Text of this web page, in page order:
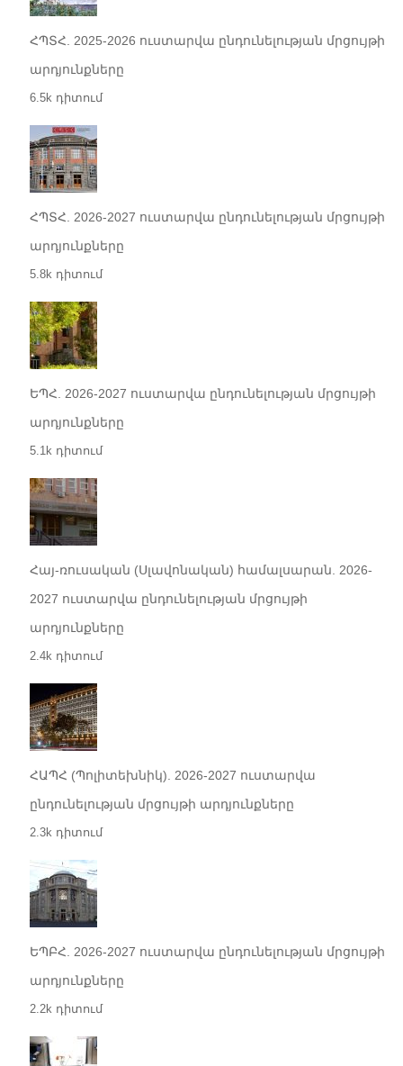
ՀՊՏՀ. 2025-2026 ուստարվա ընդունելության մրցույթի
արդյունքները
6.5k դիտում
ՀՊՏՀ. 2026-2027 ուստարվա ընդունելության մրցույթի
արդյունքները
5.8k դիտում
ԵՊՀ. 2026-2027 ուստարվա ընդունելության մրցույթի
արդյունքները
5.1k դիտում
Հայ-ռուսական (Սլավոնական) համալսարան. 2026-
2027 ուստարվա ընդունելության մրցույթի
արդյունքները
2.4k դիտում
ՀԱՊՀ (Պոլիտեխնիկ). 2026-2027 ուստարվա
ընդունելության մրցույթի արդյունքները
2.3k դիտում
ԵՊԲՀ. 2026-2027 ուստարվա ընդունելության մրցույթի
արդյունքները
2.2k դիտում